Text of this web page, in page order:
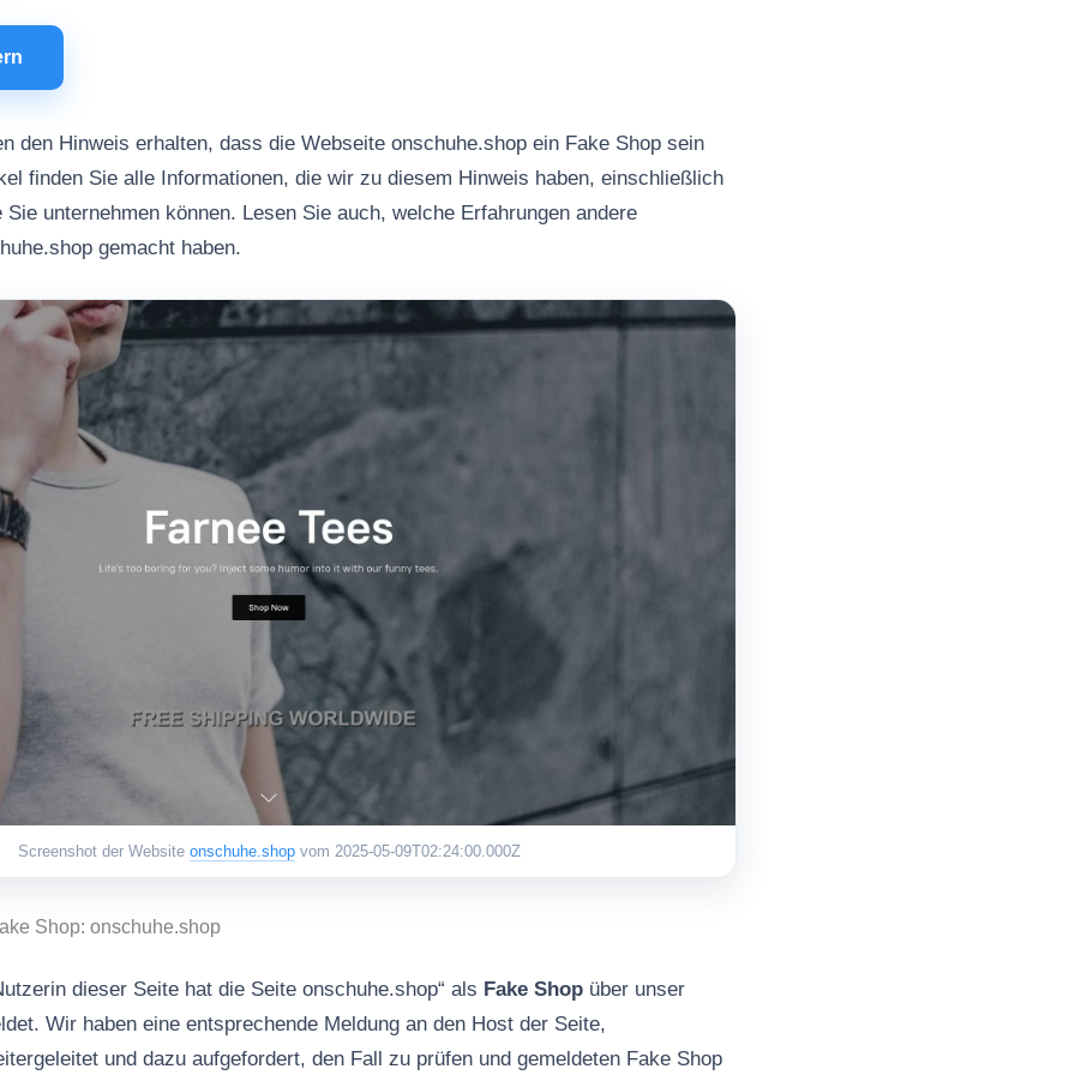
den Hinweis erhalten, dass die Webseite onschuhe.shop ein Fake Shop sein
finden Sie alle Informationen, die wir zu diesem Hinweis haben, einschließlich
unternehmen können. Lesen Sie auch, welche Erfahrungen andere
gemacht haben.
Screenshot der Website onschuhe.shopvom 2025-05-09T02:24:00.000Z
Shop: onschuhe.shop
dieser Seite hat die Seite onschuhe.shop“ als Fake Shop über unser
Wir haben eine entsprechende Meldung an den Host der Seite,
und dazu aufgefordert, den Fall zu prüfen und gemeldeten Fake Shop